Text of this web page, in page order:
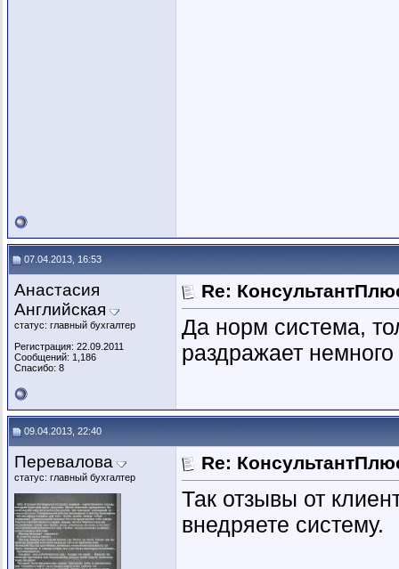
07.04.2013, 16:53
Анастасия
Английская
статус: главный бухгалтер
Регистрация: 22.09.2011
Сообщений: 1,186
Спасибо: 8
Re:
Да норм система,
раздражает
09.04.2013, 22:40
Перевалова
статус: главный бухгалтер
Re:
Так отзывы от
внедряете систему.